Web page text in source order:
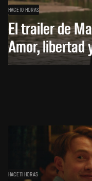
HACE 10 HORAS
El trailer de
Amor, libertad
HACE 11 HORAS